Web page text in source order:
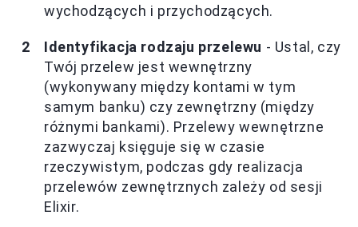
wychodzących i przychodzących.
Identyfikacja rodzaju przelewu - Ustal, czy
Twój przelew jest wewnętrzny
(wykonywany między kontami w tym
samym banku) czy zewnętrzny (między
różnymi bankami). Przelewy wewnętrzne
zazwyczaj księguje się w czasie
rzeczywistym, podczas gdy realizacja
przelewów zewnętrznych zależy od sesji
Elixir.